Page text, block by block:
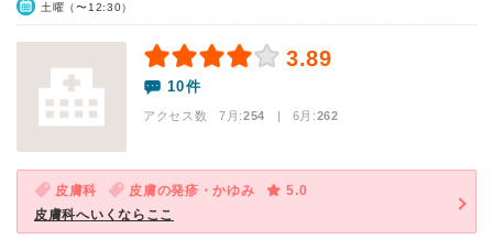
土曜（〜12:30）
3.89
10件
アクセス数 7月:254 | 6月:262
皮膚科 皮膚の発疹・かゆみ
5.0
皮膚科へいくならここ